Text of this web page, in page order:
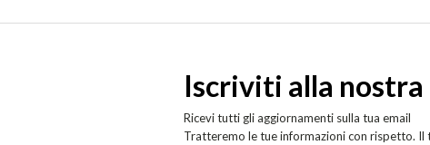
Iscriviti alla
Ricevi tutti gli aggiornamenti sulla tua email
Tratteremo le tue informazioni con rispetto. Il